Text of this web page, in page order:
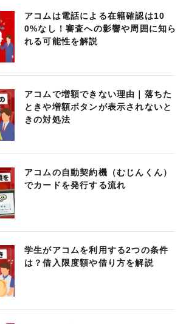
アコムは電話による在籍確認は10
0%なし！審査への影響や周囲に知ら
れる可能性を解説
アコムで増額できない理由｜落ちた
ときや増額ボタンが表示されないと
きの対処法
アコムの自動契約機（むじんくん）
でカードを発行する流れ
学生がアコムを利用する2つの条件
は？借入限度額や借り方を解説